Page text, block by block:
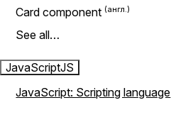
Card component
See all…
JavaScriptJS
JavaScript: Scripting language